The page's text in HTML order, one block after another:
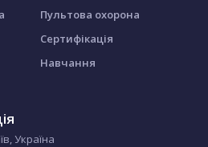
Пультова охорона
Сертифікація
Навчання
Україна